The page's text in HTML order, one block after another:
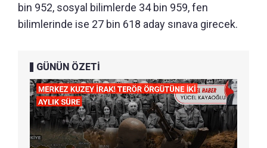
bin 952, sosyal bilimlerde 34 bin 959, fen
bilimlerinde ise 27 bin 618 aday sınava girecek.
GÜNÜN ÖZETİ